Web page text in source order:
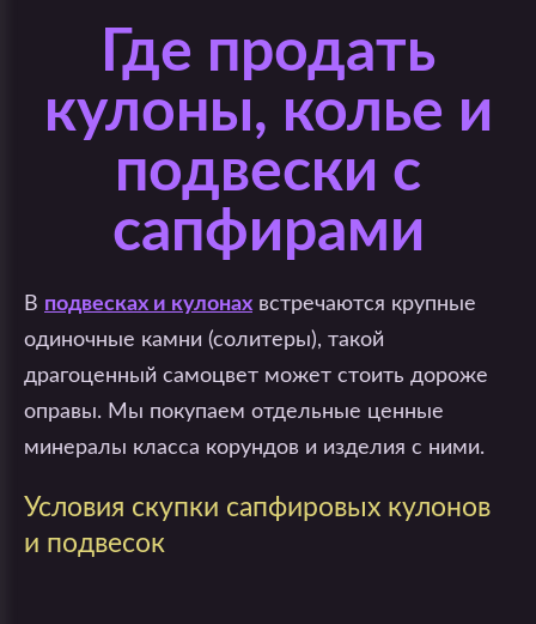
Где продать
кулоны, колье и
подвески с
сапфирами
В подвесках и кулонах встречаются крупные
одиночные камни (солитеры), такой
драгоценный самоцвет может стоить дороже
оправы. Мы покупаем отдельные ценные
минералы класса корундов и изделия с ними.
Условия скупки сапфировых кулонов
и подвесок